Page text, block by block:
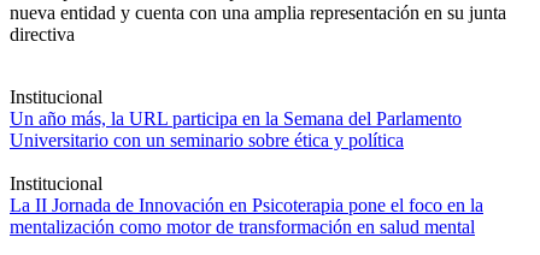
nueva entidad y cuenta con una amplia representación en su junta
directiva
Institucional
Un año más, la URL participa en la Semana del Parlamento
Universitario con un seminario sobre ética y política
Institucional
La II Jornada de Innovación en Psicoterapia pone el foco en la
mentalización como motor de transformación en salud mental